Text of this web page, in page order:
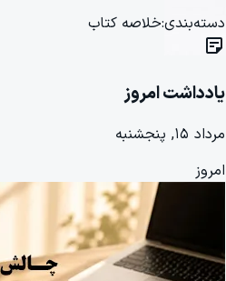
دسته‌بندی:خلاصه کتاب
sticky_note_2
یادداشت امروز
مرداد ۱۵, پنجشنبه
امروز